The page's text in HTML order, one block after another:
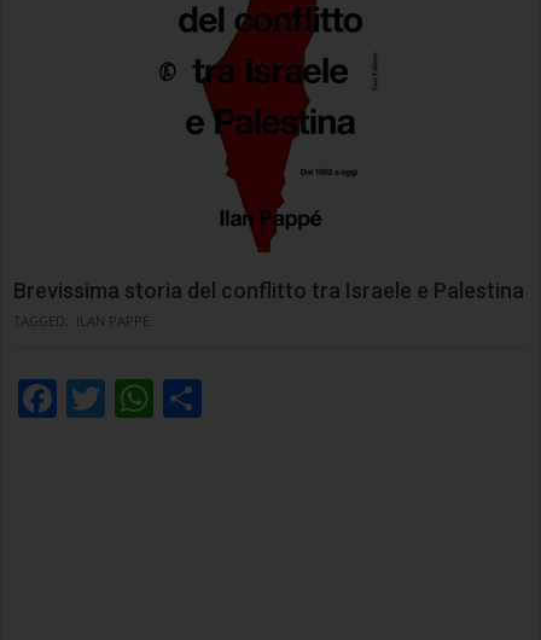
Brevissima storia del conflitto tra Israele e Palestina
TAGGED: ILAN PAPPÉ
Facebook
TwitterWhatsApp